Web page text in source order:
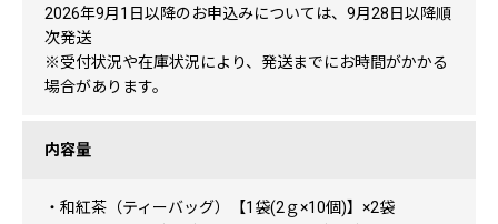
2026年9月1日以降のお申込みについては、9月28日以降順
次発送
※受付状況や在庫状況により、発送までにお時間がかかる
場合があります。
内容量
・和紅茶（ティーバッグ）【1袋(2ｇ×10個)】×2袋